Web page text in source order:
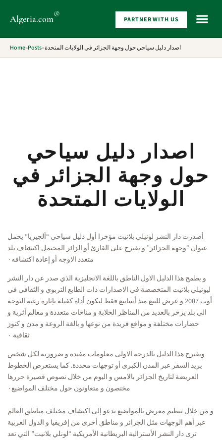
Algeria.com® PARTNER WITH US
Home»Posts»اصدار دليل سياحي حول وجهة الجزائر في الولايات المتحدة
اصدار دليل سياحي
حول وجهة الجزائر في
الولايات المتحدة
أصدرت دار النشر لونيلي بلانيت مؤخرا أول دليل سياحي “ألجيريا” يحمل
عنوان “وجهة الجزائر” و يقترح على القارئ أو الزائر المحتمل اكتشاف بلد
متعدد الاوجه أو إعادة اكتشافه٠
و يطمح هذا الدليل الاول الناطق باللغة الانجليزية الذي صدر عن دار النشر
ليونيلي بلانيت المتخصصة في الاصدارات ذات الطابع التربوي و الثقافي في
أوت 2007 و عرض للبيع منذ أسابيع فقط ليكون أداة كفيلة بإثارة رغبة التوجه
الى بلد يزخر بالعديد من المناظر الخلابة و مناخات متعددة و معالم أثرية و
حضارات مختلفة و مواقع فريدة من نوعها و بالغة الروعة و مدن و كنوز
ثقافية ٠
ويقترح هذا الدليل بالدرجة الاولى معلومات مفيدة و ضرورية لكل شخص
يريد السفر عبر المدن الكبرى أو توجهات محددة. كما يستعرض الخطوط
العريضة لتاريخ الجزائر بالامس و اليوم من خلال نصوص قصيرة حررها
مختصون و متعاونون حول مختلف المواضيع٠
و من خلال تنظيم معرض بالمواضيع يدعو إلى اكتشاف مختلف مناطق العالم
عبر أهم الوجهات مثل الجزائر و مناطق أخرى من إفريقيا و الدول العربية
ترى دار النشر الأسترالية البريطانية الأمريكية “لونلي بلانيت” التي تعد